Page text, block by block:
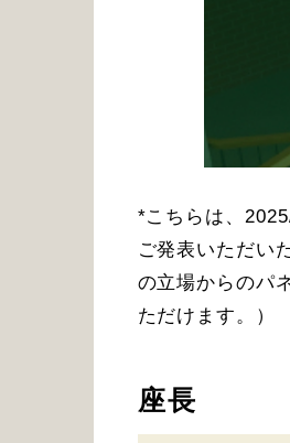
*こちらは、
ご発表いただい
の立場からのパ
ただけます。）
座長